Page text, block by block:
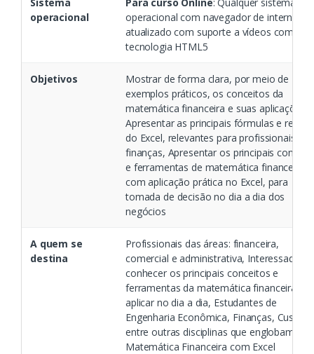
operacional
operacional com navegador de internet
atualizado com suporte a vídeos com
tecnologia HTML5
Objetivos
Mostrar de forma clara, por meio de
exemplos práticos, os conceitos da
matemática financeira e suas aplicações,
Apresentar as principais fórmulas e
do Excel, relevantes para profissionais de
finanças, Apresentar os principais
e ferramentas de matemática financeira,
com aplicação prática no Excel, para
tomada de decisão no dia a dia dos
negócios
A quem se
destina
Profissionais das áreas: financeira,
comercial e administrativa, Interessados
conhecer os principais conceitos e
ferramentas da matemática financeira
aplicar no dia a dia, Estudantes de
Engenharia Econômica, Finanças, Custos,
entre outras disciplinas que englobam
Matemática Financeira com Excel